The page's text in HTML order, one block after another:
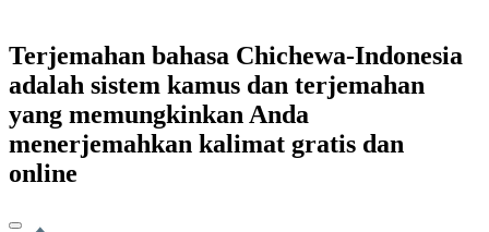
Terjemahan bahasa Chichewa-Indonesia
adalah sistem kamus dan terjemahan
yang memungkinkan Anda
menerjemahkan kalimat gratis dan
online